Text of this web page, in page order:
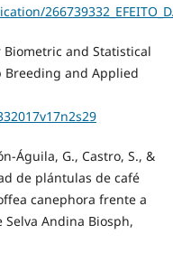
Biometric and Statistical
Breeding and Applied
Águila, G., Castro, S., &
de plántulas de café
canephora frente a
Andina Biosph,